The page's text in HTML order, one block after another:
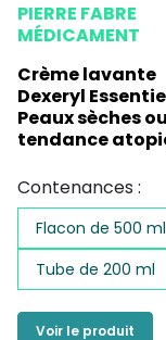
PIERRE FABRE
MÉDICAMENT
Crème lavante
Dexeryl
Peaux sèches
tendance
Contenances :
Flacon de 500 ml
Tube de 200 ml
Voir le produit